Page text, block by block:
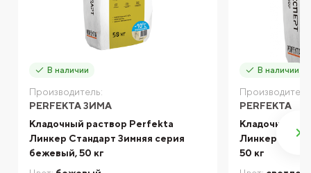
В наличии
Производитель:
PERFEKTA ЗИМА
Кладочный раствор Perfekta
Линкер Стандарт Зимняя серия
бежевый, 50 кг
В наличии
PERFEKTA
Кладочный
Линкер
50 кг